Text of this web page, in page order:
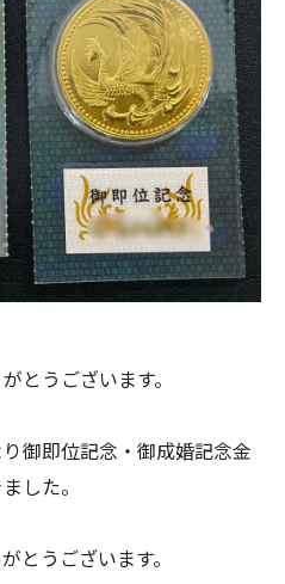
とうございます。
御即位記念・御成婚記念金
した。
とうございます。